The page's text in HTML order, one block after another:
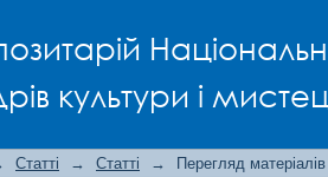
культури і
Статті → Статті → Перегляд матеріалів